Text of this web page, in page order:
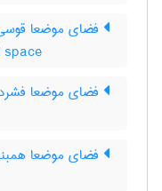
فضای موضعا
فضای موضعا
فضای موضعا